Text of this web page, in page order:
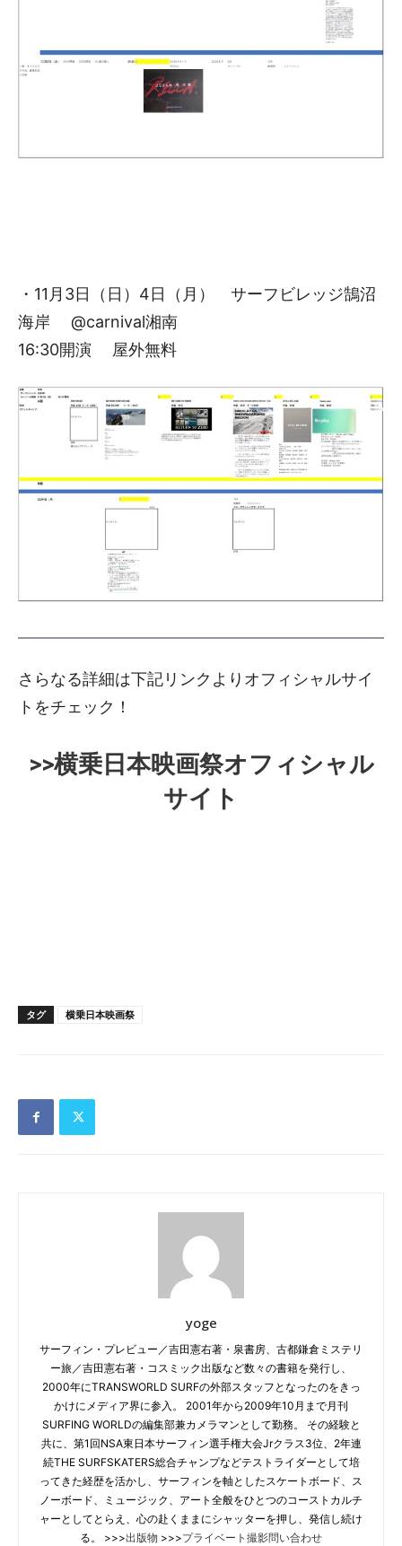
・11月3日（日）4日（月） サーフビレッジ鵠沼
海岸 @carnival湘南
16:30開演 屋外無料
さらなる詳細は下記リンクよりオフィシャルサイ
トをチェック！
>>横乗日本映画祭オフィシャル
サイト
タグ 横乗日本映画祭
yoge
サーフィン・プレビュー／吉田憲右著・泉書房、古都鎌倉ミステリ
ー旅／吉田憲右著・コスミック出版など数々の書籍を発行し、
2000年にTRANSWORLD SURFの外部スタッフとなったのをきっ
かけにメディア界に参入。 2001年から2009年10月まで月刊
SURFING WORLDの編集部兼カメラマンとして勤務。 その経験と
共に、第1回NSA東日本サーフィン選手権大会Jrクラス3位、2年連
続THE SURFSKATERS総合チャンプなどテストライダーとして培
ってきた経歴を活かし、サーフィンを軸としたスケートボード、ス
ノーボード、ミュージック、アート全般をひとつのコーストカルチ
ャーとしてとらえ、心の赴くままにシャッターを押し、発信し続け
る。 >>>出版物 >>>プライベート撮影問い合わせ